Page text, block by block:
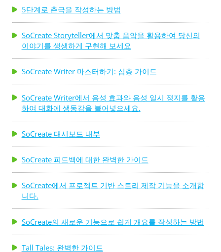
5단계로 촌극을 작성하는 방법
SoCreate Storyteller에서 맞춤 음악을 활용하여 당신의
이야기를 생생하게 구현해 보세요
SoCreate Writer 마스터하기: 심층 가이드
SoCreate Writer에서 음성 효과와 음성 일시 정지를 활용
하여 대화에 생동감을 불어넣으세요.
SoCreate 대시보드 내부
SoCreate 피드백에 대한 완벽한 가이드
SoCreate에서 프로젝트 기반 스토리 제작 기능을 소개합
니다.
SoCreate의 새로운 기능으로 쉽게 개요를 작성하는 방법
Tall Tales: 완벽한 가이드